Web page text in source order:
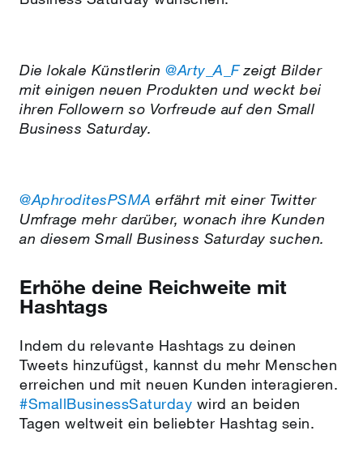
Die lokale Künstlerin @Arty_A_Fzeigt Bilder
mit einigen neuen Produkten und weckt bei
ihren Followern so Vorfreude auf den Small
Business Saturday.
@AphroditesPSMA erfährt mit einer Twitter
Umfrage mehr darüber, wonach ihre Kunden
an diesem Small Business Saturday suchen.
Erhöhe deine Reichweite mit
Hashtags
Indem du relevante Hashtags zu deinen
Tweets hinzufügst, kannst du mehr Menschen
erreichen und mit neuen Kunden interagieren.
#SmallBusinessSaturday wird an beiden
Tagen weltweit ein beliebter Hashtag sein.